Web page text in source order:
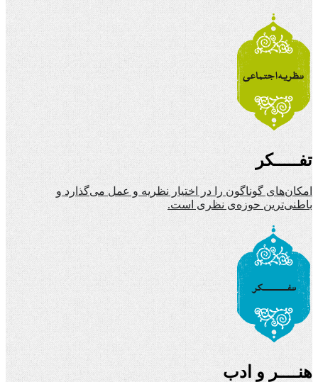
تفـــــکر
امکان‌های گوناگون را در اختیار نظریه و عمل می‌گذارد و
باطنی‌ترین حوزه‌ی نظری است.
هنــــر و ادب